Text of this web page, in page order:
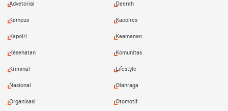
Advetorial Daerah
Kampus Kapolres
Kapolri Keamanan
Kesehatan Komunitas
Kriminal Lifestyle
Nasional Olahraga
Organisasi Otomotif